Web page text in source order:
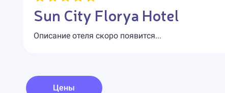
Sun City Florya Hotel
Описание отеля скоро появится...
Цены